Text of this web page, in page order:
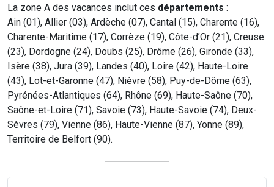
La zone A des vacances inclut ces départements :
Ain (01), Allier (03), Ardèche (07), Cantal (15), Charente (16),
Charente-Maritime (17), Corrèze (19), Côte-d’Or (21), Creuse
(23), Dordogne (24), Doubs (25), Drôme (26), Gironde (33),
Isère (38), Jura (39), Landes (40), Loire (42), Haute-Loire
(43), Lot-et-Garonne (47), Nièvre (58), Puy-de-Dôme (63),
Pyrénées-Atlantiques (64), Rhône (69), Haute-Saône (70),
Saône-et-Loire (71), Savoie (73), Haute-Savoie (74), Deux-
Sèvres (79), Vienne (86), Haute-Vienne (87), Yonne (89),
Territoire de Belfort (90).